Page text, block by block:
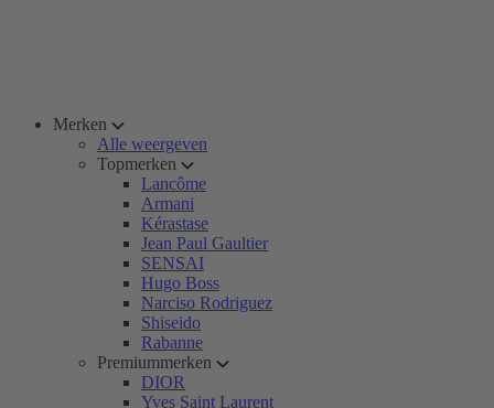
Merken
Alle weergeven
Topmerken
Lancôme
Armani
Kérastase
Jean Paul Gaultier
SENSAI
Hugo Boss
Narciso Rodriguez
Shiseido
Rabanne
Premiummerken
DIOR
Yves Saint Laurent